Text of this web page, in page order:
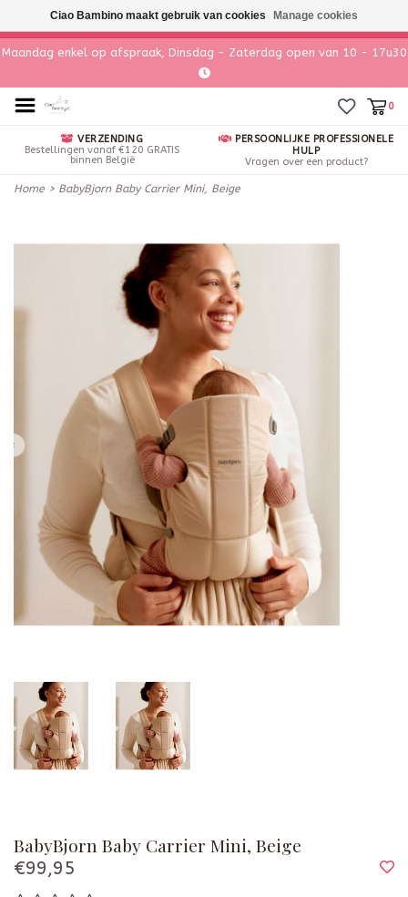
Maandag enkel op afspraak, Dinsdag - Zaterdag open van 10 - 17u30
0
VERZENDING
Bestellingen vanaf €120 GRATIS
binnen België
PERSOONLIJKE PROFESSIONELE
HULP
Vragen over een product?
Home > BabyBjorn Baby Carrier Mini, Beige
BabyBjorn Baby Carrier Mini, Beige
€99,95
Ciao Bambino maakt gebruik van cookies Manage cookies